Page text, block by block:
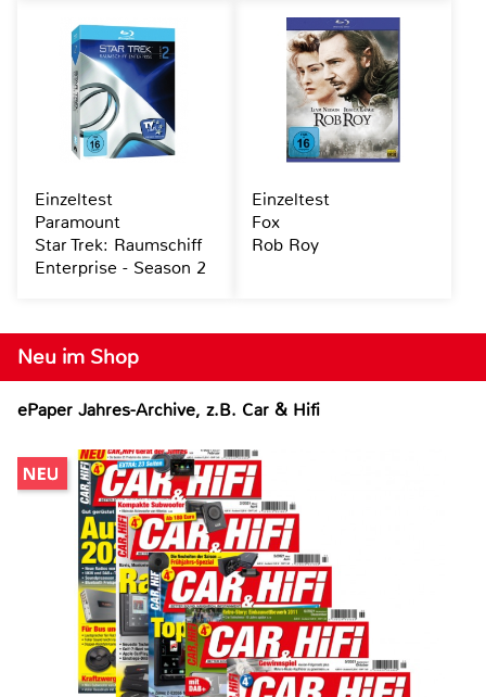
Neu im Shop
ePaper Jahres-Archive, z.B. Car & Hifi
Einzeltest
Paramount
Star Trek: Raumschiff
Enterprise - Season 2
Einzeltest
Fox
Rob Roy